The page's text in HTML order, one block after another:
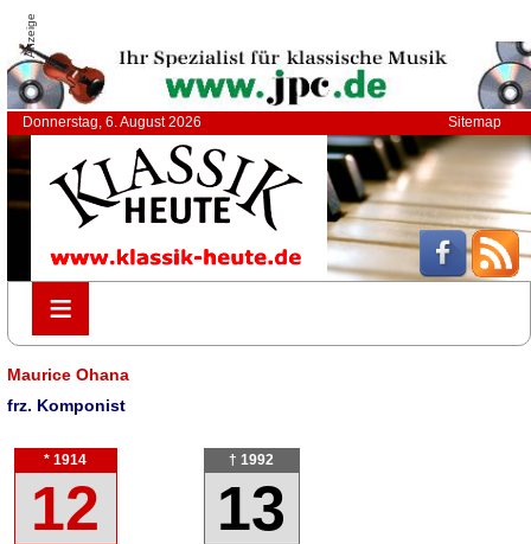
Anzeige
Donnerstag, 6. August 2026 Sitemap
≡
≡
Maurice Ohana
frz. Komponist
* 1914
12
† 1992
13